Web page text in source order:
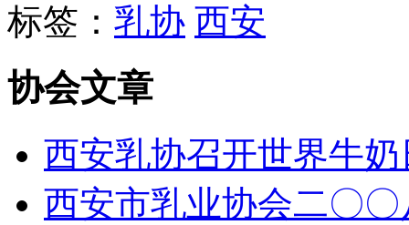
标签： 乳协 西安
协会文章
西安乳协召开世界牛
西安市乳业协会二〇